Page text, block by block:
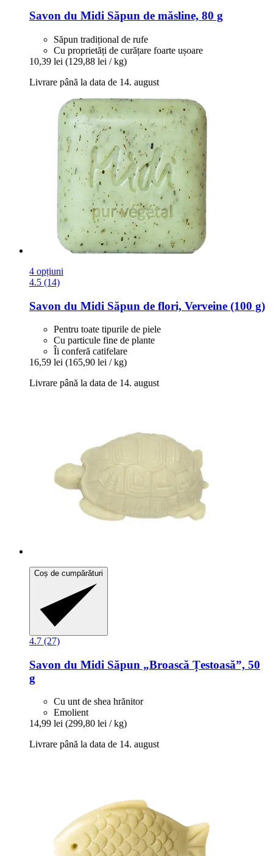
Savon du Midi Săpun de măsline, 80 g
Săpun tradițional de rufe
Cu proprietăți de curățare foarte ușoare
10,39 lei (129,88 lei / kg)
Livrare până la data de 14. august
4 opțiuni
4.5 (14)
Savon du Midi Săpun de flori, Verveine (100 g)
Pentru toate tipurile de piele
Cu particule fine de plante
Îi conferă catifelare
16,59 lei (165,90 lei / kg)
Livrare până la data de 14. august
Coș de cumpărături
4.7 (27)
Savon du Midi Săpun „Broască Țestoasă”, 50
g
Cu unt de shea hrănitor
Emolient
14,99 lei (299,80 lei / kg)
Livrare până la data de 14. august